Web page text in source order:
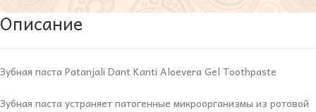
Описание
Зубная паста Patanjali Dant Kanti Aloevera Gel Toothpaste
Зубная паста устраняет патогенные микроорганизмы из ротовой